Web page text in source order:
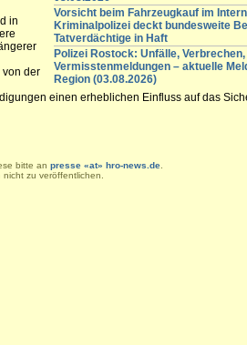
Vorsicht beim Fahrzeugkauf im
Kriminalpolizei deckt bundesweite
Tatverdächtige in Haft
Polizei Rostock: Unfälle, Verbrechen,
Vermisstenmeldungen – aktuelle
Region (03.08.2026)
in
von der
einen erheblichen Einfluss auf das
bitte an presse «at» hro-news.de
zu veröffentlichen.